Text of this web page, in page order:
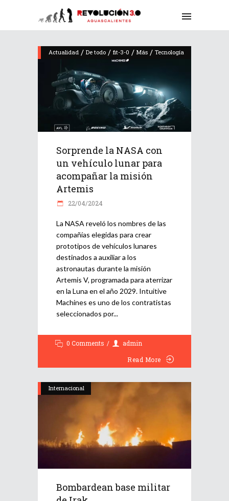
Actualidad / De todo / fit-3-0 / Más / Tecnología
Sorprende la NASA con
un vehículo lunar para
acompañar la misión
Artemis
22/04/2024
La NASA reveló los nombres de las
compañías elegidas para crear
prototipos de vehículos lunares
destinados a auxiliar a los
astronautas durante la misión
Artemis V, programada para aterrizar
en la Luna en el año 2029. Intuitive
Machines es uno de los contratistas
seleccionados por
0 Comments
admin
Read More
Internacional
Bombardean base militar